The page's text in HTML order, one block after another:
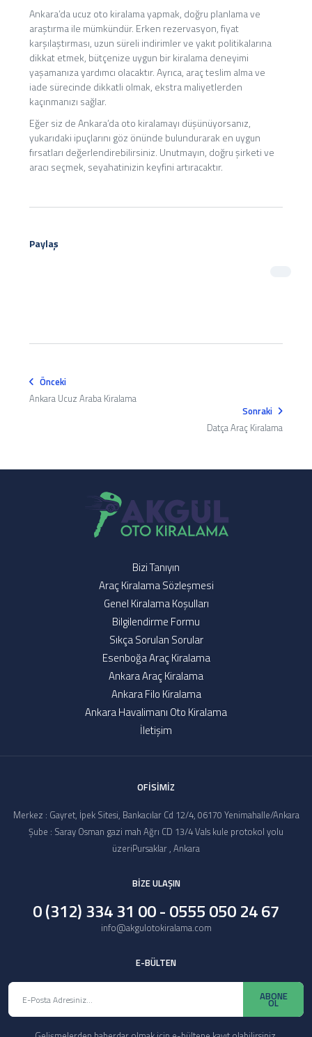
Ankara’da ucuz oto kiralama yapmak, doğru planlama ve
araştırma ile mümkündür. Erken rezervasyon, fiyat
karşılaştırması, uzun süreli indirimler ve yakıt politikalarına
dikkat etmek, bütçenize uygun bir kiralama deneyimi
yaşamanıza yardımcı olacaktır. Ayrıca, araç teslim alma ve
iade sürecinde dikkatli olmak, ekstra maliyetlerden
kaçınmanızı sağlar.
Eğer siz de Ankara’da oto kiralamayı düşünüyorsanız,
yukarıdaki ipuçlarını göz önünde bulundurarak en uygun
fırsatları değerlendirebilirsiniz. Unutmayın, doğru şirketi ve
aracı seçmek, seyahatinizin keyfini artıracaktır.
Paylaş
Önceki
Ankara Ucuz Araba Kiralama
Sonraki
Datça Araç Kiralama
Bizi Tanıyın
Araç Kiralama Sözleşmesi
Genel Kiralama Koşulları
Bilgilendirme Formu
Sıkça Sorulan Sorular
Esenboğa Araç Kiralama
Ankara Araç Kiralama
Ankara Filo Kiralama
Ankara Havalimanı Oto Kiralama
İletişim
OFİSİMİZ
Merkez : Gayret, İpek Sitesi, Bankacılar Cd 12/4, 06170 Yenimahalle/Ankara
Şube : Saray Osman gazi mah Ağrı CD 13/4 Vals kule protokol yolu
üzeriPursaklar , Ankara
BİZE ULAŞIN
0 (312) 334 31 00 - 0555 050 24 67
info@akgulotokiralama.com
E-BÜLTEN
ABONE
OL